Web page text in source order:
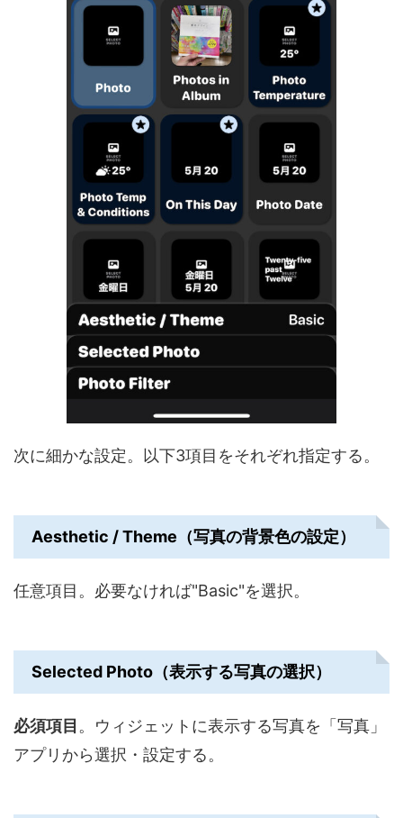
次に細かな設定。以下3項目をそれぞれ指定する。
Aesthetic / Theme（写真の背景色の設定）
任意項目。必要なければ"Basic"を選択。
Selected Photo（表示する写真の選択）
必須項目 。ウィジェットに表示する写真を「写真」
アプリから選択・設定する。